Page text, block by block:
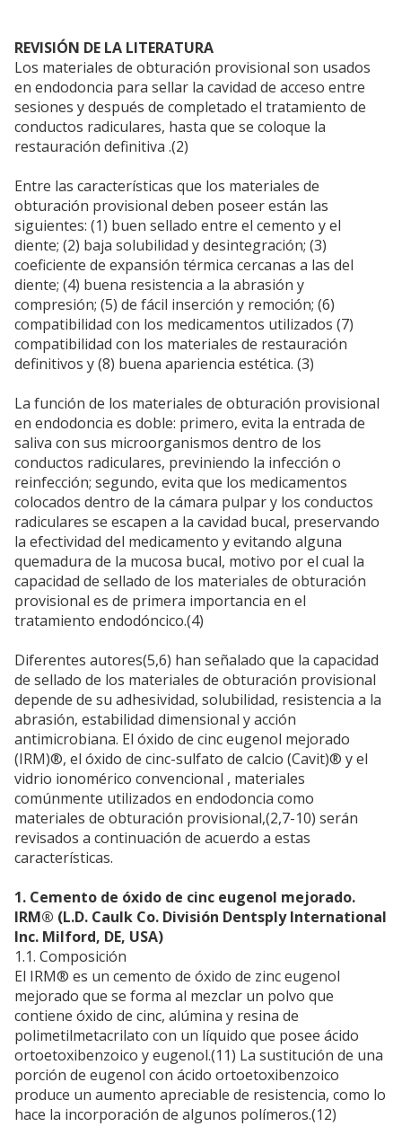
REVISIÓN DE LA LITERATURA
Los materiales de obturación provisional son usados
en endodoncia para sellar la cavidad de acceso entre
sesiones y después de completado el tratamiento de
conductos radiculares, hasta que se coloque la
restauración definitiva .(2)
Entre las características que los materiales de
obturación provisional deben poseer están las
siguientes: (1) buen sellado entre el cemento y el
diente; (2) baja solubilidad y desintegración; (3)
coeficiente de expansión térmica cercanas a las del
diente; (4) buena resistencia a la abrasión y
compresión; (5) de fácil inserción y remoción; (6)
compatibilidad con los medicamentos utilizados (7)
compatibilidad con los materiales de restauración
definitivos y (8) buena apariencia estética. (3)
La función de los materiales de obturación provisional
en endodoncia es doble: primero, evita la entrada de
saliva con sus microorganismos dentro de los
conductos radiculares, previniendo la infección o
reinfección; segundo, evita que los medicamentos
colocados dentro de la cámara pulpar y los conductos
radiculares se escapen a la cavidad bucal, preservando
la efectividad del medicamento y evitando alguna
quemadura de la mucosa bucal, motivo por el cual la
capacidad de sellado de los materiales de obturación
provisional es de primera importancia en el
tratamiento endodóncico.(4)
Diferentes autores(5,6) han señalado que la capacidad
de sellado de los materiales de obturación provisional
depende de su adhesividad, solubilidad, resistencia a la
abrasión, estabilidad dimensional y acción
antimicrobiana. El óxido de cinc eugenol mejorado
(IRM)®, el óxido de cinc-sulfato de calcio (Cavit)® y el
vidrio ionomérico convencional , materiales
comúnmente utilizados en endodoncia como
materiales de obturación provisional,(2,7-10) serán
revisados a continuación de acuerdo a estas
características.
1. Cemento de óxido de cinc eugenol mejorado.
IRM® (L.D. Caulk Co. División Dentsply International
Inc. Milford, DE, USA)
1.1. Composición
El IRM® es un cemento de óxido de zinc eugenol
mejorado que se forma al mezclar un polvo que
contiene óxido de cinc, alúmina y resina de
polimetilmetacrilato con un líquido que posee ácido
ortoetoxibenzoico y eugenol.(11) La sustitución de una
porción de eugenol con ácido ortoetoxibenzoico
produce un aumento apreciable de resistencia, como lo
hace la incorporación de algunos polímeros.(12)